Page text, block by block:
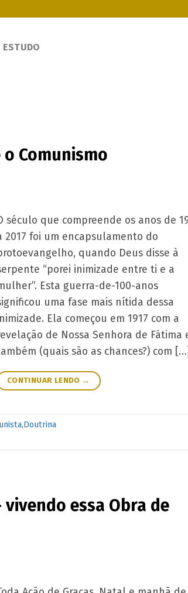
ESTUDO
Comunismo
século que compreende os anos de
2017 foi um encapsulamento do
quando Deus disse à
“porei inimizade entre ti e a
Esta guerra-de-100-anos
uma fase mais nítida dessa
Ela começou em 1917 com a
de Nossa Senhora de Fátima
(quais são as chances?) com
CONTINUAR LENDO →
,Doutrina
essa Obra de